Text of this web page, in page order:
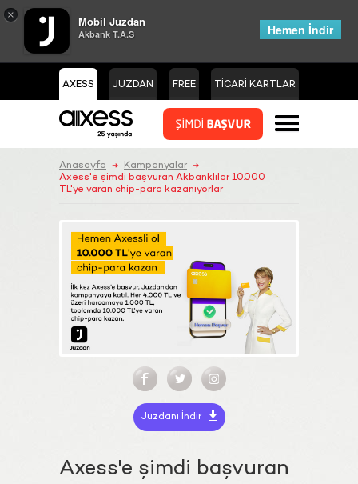
× Mobil Juzdan
Akbank T.A.S Hemen İndir
AXESS JUZDAN FREE TİCARİ KARTLAR
Anasayfa ➜ Kampanyalar ➜
Axess'e şimdi başvuran Akbanklılar 10.000
TL'ye varan chip-para kazanıyorlar
Juzdanı İndir
Axess'e şimdi başvuran